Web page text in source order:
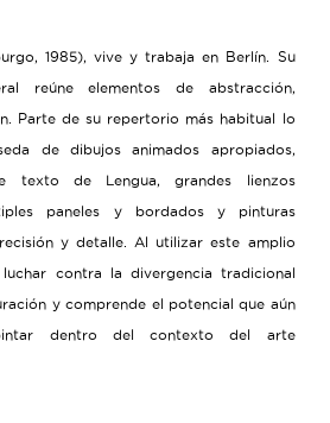
1985), vive y trabaja en Berlín. Su
reúne elementos de abstracción,
Parte de su repertorio más habitual lo
de dibujos animados apropiados,
texto de Lengua, grandes lienzos
paneles y bordados y pinturas
y detalle. Al utilizar este amplio
contra la divergencia tradicional
y comprende el potencial que aún
dentro del contexto del arte